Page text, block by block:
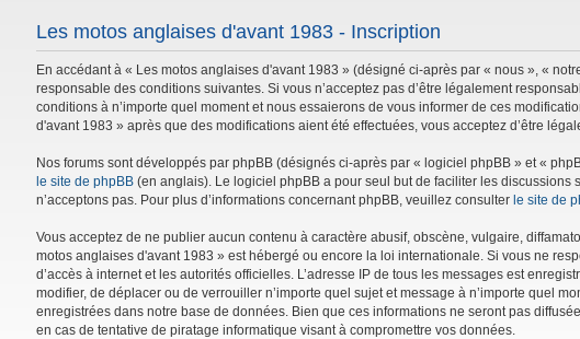
Les motos anglaises d'avant 1983 - Inscription
En accédant à « Les motos anglaises d'avant 1983 » (désigné ci-après par « nous », «
responsable des conditions suivantes. Si vous n’acceptez pas d’être légalement
conditions à n’importe quel moment et nous essaierons de vous informer de ces
d'avant 1983 » après que des modifications aient été effectuées, vous acceptez d’être
Nos forums sont développés par phpBB (désignés ci-après par « logiciel phpBB » et «
le site de phpBB (en anglais). Le logiciel phpBB a pour seul but de faciliter les
n’acceptons pas. Pour plus d’informations concernant phpBB, veuillez consulter le site de
Vous acceptez de ne publier aucun contenu à caractère abusif, obscène, vulgaire,
motos anglaises d'avant 1983 » est hébergé ou encore la loi internationale. Si vous ne
d’accès à internet et les autorités officielles. L’adresse IP de tous les messages est
modifier, de déplacer ou de verrouiller n’importe quel sujet et message à n’importe quel
enregistrées dans notre base de données. Bien que ces informations ne seront pas
en cas de tentative de piratage informatique visant à compromettre vos données.